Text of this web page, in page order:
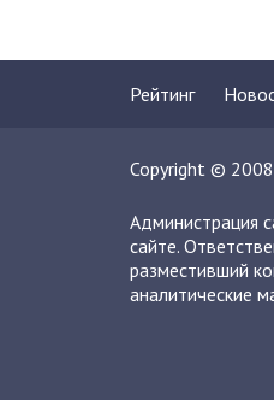
Рейтинг
Copyright ©
Администрация
сайте.
разместивший
аналитические